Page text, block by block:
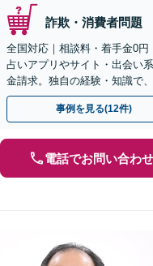
詐欺・消費者問題
全国対応｜相談料・着手金0円
占いアプリやサイト・出会い
金請求。独自の経験・知識で
決に導いた実績あり。まずは
事例を見る(12件)
電話でお問い合わせ